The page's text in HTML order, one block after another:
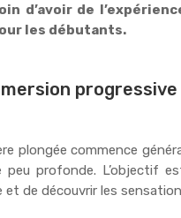
d’avoir de
les débutants.
progressive
plongée commence
peu profonde. L’objectif
et de découvrir les